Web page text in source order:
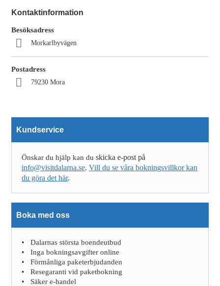
Kontaktinformation
Besöksadress
Morkarlbyvägen
Postadress
79230 Mora
Kundservice
Önskar du hjälp kan du skicka e-post på
info@visitdalarna.se. Vill du se våra bokningsvillkor kan
du göra det här.
Boka med oss
Dalarnas största boendeutbud
Inga bokningsavgifter online
Förmånliga paketerbjudanden
Resegaranti vid paketbokning
Säker e-handel